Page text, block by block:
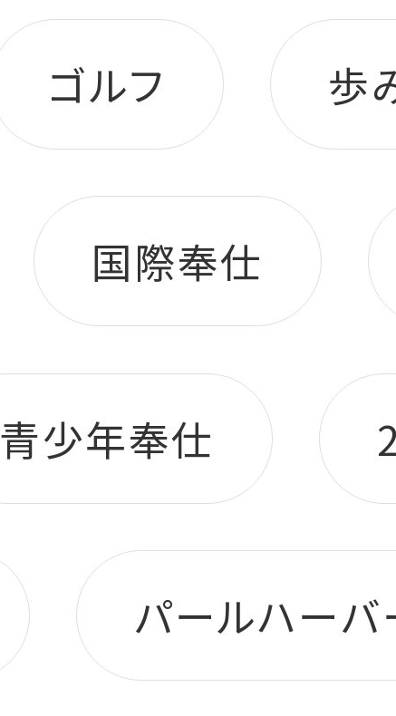
ゴルフ 歩
国際奉仕
青少年奉仕
パールハーバ